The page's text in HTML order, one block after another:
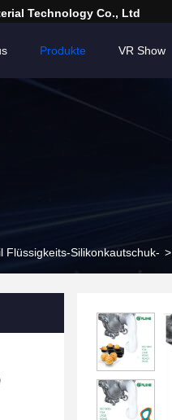
Technology Co., Ltd
Produkte VR Show
Flüssigkeits-Silikonkautschuk- >